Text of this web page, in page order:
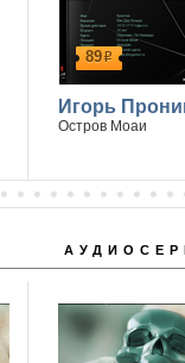
89р
Игорь
Остров Моаи